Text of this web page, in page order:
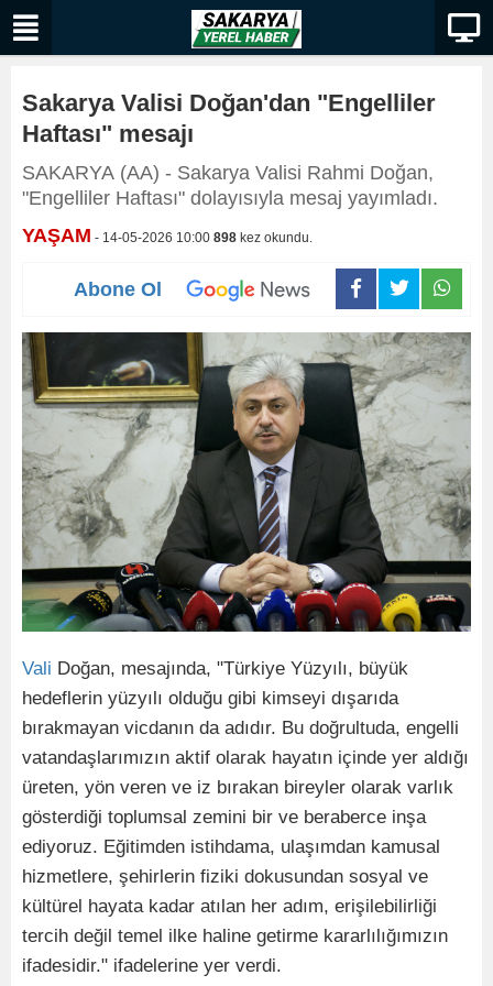
Sakarya Valisi Doğan'dan "Engelliler
Haftası" mesajı
SAKARYA (AA) - Sakarya Valisi Rahmi Doğan,
"Engelliler Haftası" dolayısıyla mesaj yayımladı.
YAŞAM - 14-05-2026 10:00 898 kez okundu.
Abone Ol
Vali Doğan, mesajında, "Türkiye Yüzyılı, büyük
hedeflerin yüzyılı olduğu gibi kimseyi dışarıda
bırakmayan vicdanın da adıdır. Bu doğrultuda, engelli
vatandaşlarımızın aktif olarak hayatın içinde yer aldığı
üreten, yön veren ve iz bırakan bireyler olarak varlık
gösterdiği toplumsal zemini bir ve beraberce inşa
ediyoruz. Eğitimden istihdama, ulaşımdan kamusal
hizmetlere, şehirlerin fiziki dokusundan sosyal ve
kültürel hayata kadar atılan her adım, erişilebilirliği
tercih değil temel ilke haline getirme kararlılığımızın
ifadesidir." ifadelerine yer verdi.